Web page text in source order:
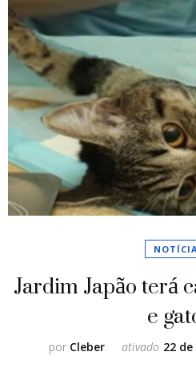
Jardim Japão terá
e
por Cleber ativado 22